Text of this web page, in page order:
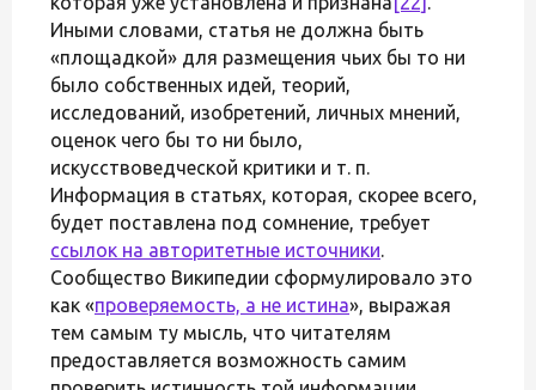
Иными словами, статья не должна быть
«площадкой» для размещения чьих бы то ни
было собственных идей, теорий,
исследований, изобретений, личных мнений,
оценок чего бы то ни было,
искусствоведческой критики и т. п.
Информация в статьях, которая, скорее всего,
будет поставлена под сомнение, требует
ссылок на авторитетные источники.
Сообщество Википедии сформулировало это
как «проверяемость, а не истина», выражая
тем самым ту мысль, что читателям
предоставляется возможность самим